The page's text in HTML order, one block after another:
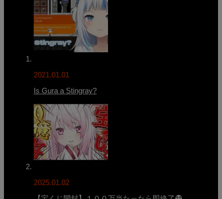
2021.01.01
Is Gura a Stingray?
2025.01.02